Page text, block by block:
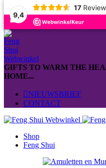
9,4
17
GIFTS TO WARM THE
HOME...
NIEUWSBRIEF
CONTACT
Shop
Feng Shui